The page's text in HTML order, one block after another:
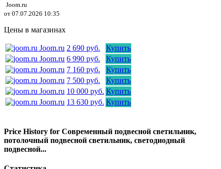
Joom.ru
от 07.07.2026 10:35
Цены в магазинах
Joom.ru 2 690 руб.
Купить
Joom.ru 6 990 руб.
Купить
Joom.ru 7 160 руб.
Купить
Joom.ru 7 500 руб.
Купить
Joom.ru 10 000 руб. Купить
Joom.ru 13 630 руб. Купить
Price History for Современный подвесной светильник,
потолочный подвесной светильник, светодиодный
подвесной...